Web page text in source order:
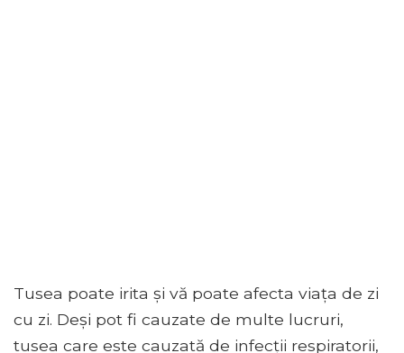
Tusea poate irita și vă poate afecta viața de zi
cu zi. Deși pot fi cauzate de multe lucruri,
tusea care este cauzată de infecții respiratorii,